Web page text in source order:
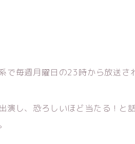
で毎週月曜日の23時から放送さ
演し、恐ろしいほど当たる！と